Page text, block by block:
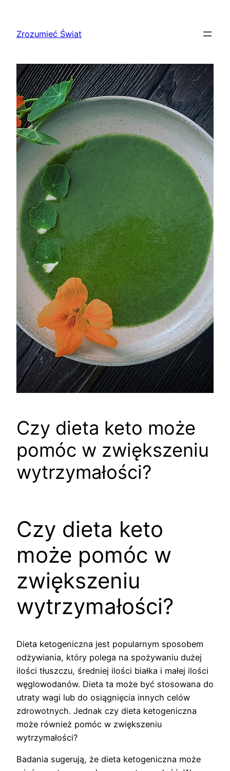
treściZrozumieć Świat
Czy dieta keto może
pomóc w zwiększeniu
wytrzymałości?
Czy dieta keto
może pomóc w
zwiększeniu
wytrzymałości?
Dieta ketogeniczna jest popularnym sposobem
odżywiania, który polega na spożywaniu dużej
ilości tłuszczu, średniej ilości białka i małej ilości
węglowodanów. Dieta ta może być stosowana do
utraty wagi lub do osiągnięcia innych celów
zdrowotnych. Jednak czy dieta ketogeniczna
może również pomóc w zwiększeniu
wytrzymałości?
Badania sugerują, że dieta ketogeniczna może